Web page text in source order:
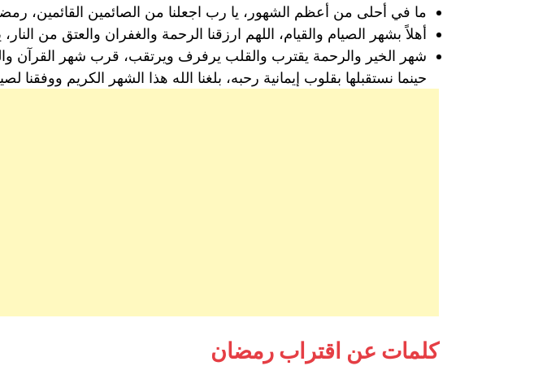
ما في أحلى من أعظم الشهور، يا رب اجعلنا من الصائمين القائمين،
أهلاً بشهر الصيام والقيام، اللهم ارزقنا الرحمة والغفران والعتق من
شهر الخير والرحمة يقترب والقلب يرفرف ويرتقب، قرب شهر القرآن
حينما نستقبلها بقلوب إيمانية رحبه، بلغنا الله هذا الشهر الكريم ووفقنا
كلمات عن اقتراب رمضان